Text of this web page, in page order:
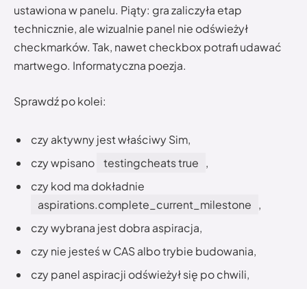
ustawiona w panelu. Piąty: gra zaliczyła etap
technicznie, ale wizualnie panel nie odświeżył
checkmarków. Tak, nawet checkbox potrafi udawać
martwego. Informatyczna poezja.
Sprawdź po kolei:
czy aktywny jest właściwy Sim,
czy wpisano
testingcheats true ,
czy kod ma dokładnie
aspirations.complete_current_milestone ,
czy wybrana jest dobra aspiracja,
czy nie jesteś w CAS albo trybie budowania,
czy panel aspiracji odświeżył się po chwili,